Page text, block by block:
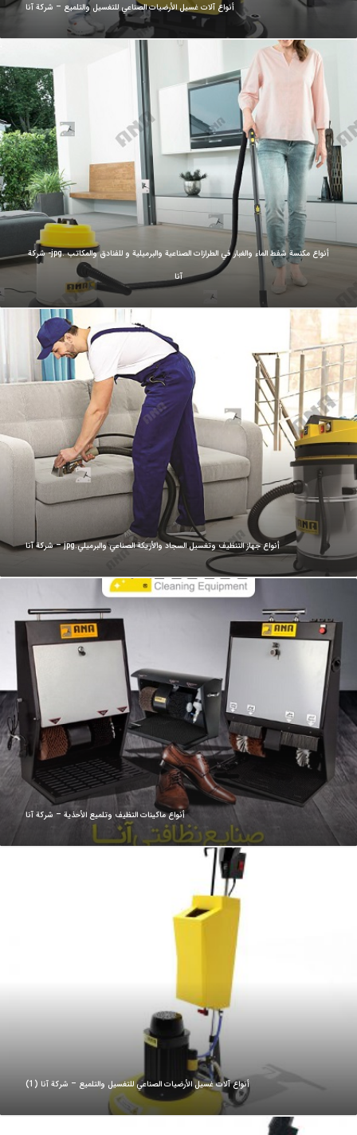
أنواع آلات غسيل الأرضيات الصناعي للتغسيل والتلميع – شركة آنا
أنواع مكنسة شفط الماء والغبار في الطرازات الصناعية والبرميلية و للفنادق والمكاتب .jpg- شركة
آنا
أنواع جهاز التنظيف وتغسيل السجاد والأريكة الصناعي والبرميلي.jpg – شركة آنا
أنواع ماكينات التظيف وتلميع الأحذية – شركة آنا
أنواع آلات غسيل الأرضيات الصناعي للتغسيل والتلميع – شركة آنا (1)